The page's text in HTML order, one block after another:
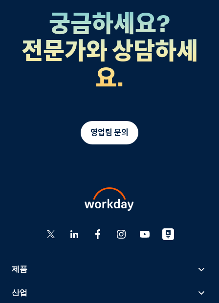
궁금하세요?
전문가와 상담하세
요.
영업팀 문의
제품
산업